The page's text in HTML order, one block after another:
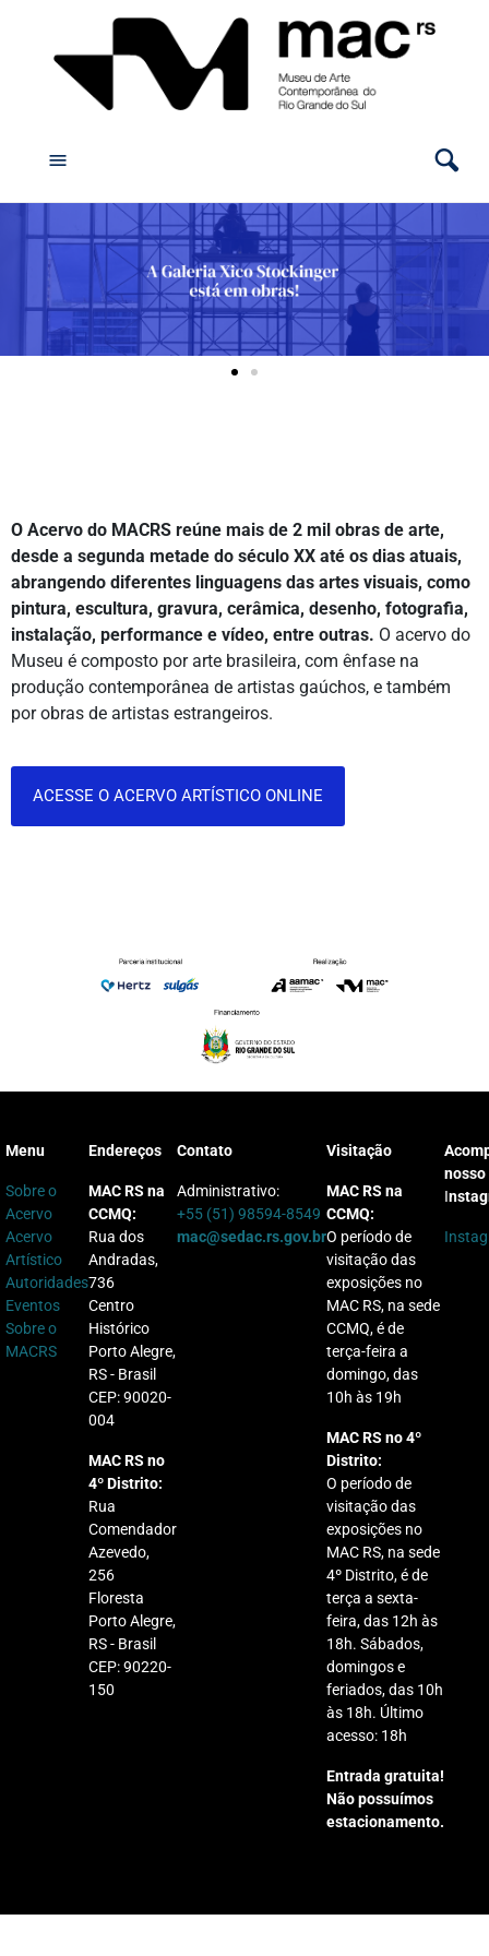
O Acervo do MACRS reúne mais de 2 mil obras de arte,
desde a segunda metade do século XX até os dias atuais,
abrangendo diferentes linguagens das artes visuais, como
pintura, escultura, gravura, cerâmica, desenho, fotografia,
instalação, performance e vídeo, entre outras. O acervo do
Museu é composto por arte brasileira, com ênfase na
produção contemporânea de artistas gaúchos, e também
por obras de artistas estrangeiros.
ACESSE O ACERVO ARTÍSTICO ONLINE
Menu
Sobre o
Acervo
Acervo
Artístico
Autoridades
Eventos
Sobre o
MACRS
Endereços
MAC RS na
CCMQ:
Rua dos
Andradas,
736
Centro
Histórico
Porto Alegre,
RS - Brasil
CEP: 90020-
004
MAC RS no
4º Distrito:
Rua
Comendador
Azevedo,
256
Floresta
Porto Alegre,
RS - Brasil
CEP: 90220-
150
Contato
Administrativo:
+55 (51) 98594-8549
mac@sedac.rs.gov.br
Visitação
MAC RS na
CCMQ:
O período de
visitação das
exposições no
MAC RS, na sede
CCMQ, é de
terça-feira a
domingo, das
10h às 19h
MAC RS no 4º
Distrito:
O período de
visitação das
exposições no
MAC RS, na sede
4º Distrito, é de
terça a sexta-
feira, das 12h às
18h. Sábados,
domingos e
feriados, das 10h
às 18h. Último
acesso: 18h
Entrada gratuita!
Não possuímos
estacionamento.
nosso
I